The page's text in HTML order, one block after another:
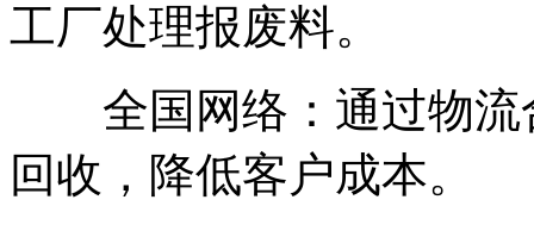
工厂处理报废料。
全国网络：通过物流
回收，降低客户成本。